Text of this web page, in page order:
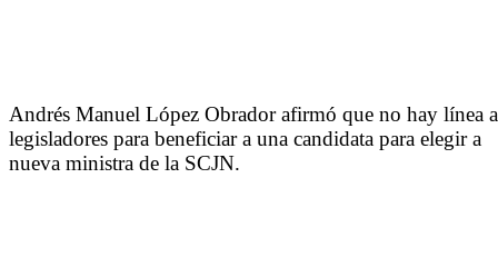
Andrés Manuel López Obrador afirmó que no hay línea
legisladores para beneficiar a una candidata para elegir a
nueva ministra de la SCJN.